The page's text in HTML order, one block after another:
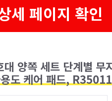
세 페이지 확인
양쪽 세트 단계별 무
도 케어 패드,